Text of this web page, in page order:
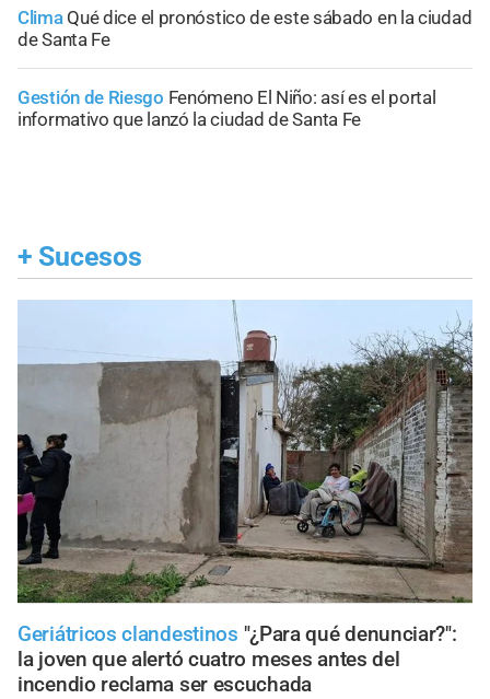
Clima Qué dice el pronóstico de este sábado en la ciudad
de Santa Fe
Gestión de Riesgo Fenómeno El Niño: así es el portal
informativo que lanzó la ciudad de Santa Fe
+ Sucesos
Geriátricos clandestinos "¿Para qué denunciar?":
la joven que alertó cuatro meses antes del
incendio reclama ser escuchada